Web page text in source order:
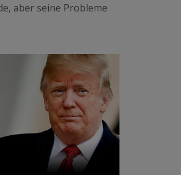
aber seine Probleme